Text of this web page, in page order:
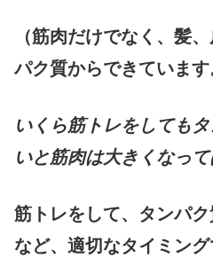
（筋肉だけでなく、髪
パク質からできています
いくら筋トレをしても
いと筋肉は大きくなって
筋トレをして、タンパ
など、適切なタイミング